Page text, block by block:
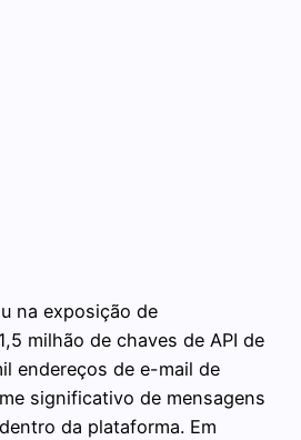
na exposição de
milhão de chaves de API de
endereços de e-mail de
significativo de mensagens
da plataforma. Em